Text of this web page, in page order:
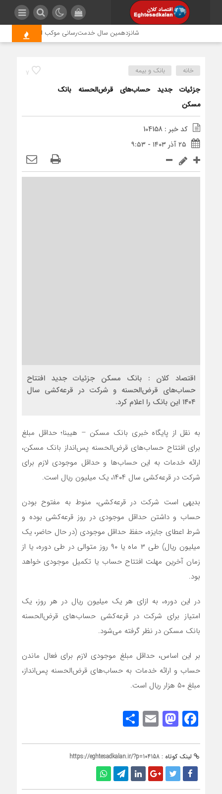
شانزدهمین سال خدمت‌رسانی موکب امام رضا (ع)
7 خانه بانک و بیمه
جزئیات جدید حساب‌های قرض‌الحسنه بانک
مسکن
کد خبر : 104158
۲۵ آذر ۱۴۰۳ - ۹:۵۳
اقتصاد کلان : بانک مسکن جزئیات جدید افتتاح
حساب‌های قرض‌الحسنه و شرکت در قرعه‌کشی سال
۱۴۰۴ این بانک را اعلام کرد.
به نقل از پایگاه خبری بانک مسکن – هیبنا؛ حداقل مبلغ
برای افتتاح حساب‌های قرض‌الحسنه پس‌انداز بانک مسکن،
ارائه خدمات به این حساب‌ها و حداقل موجودی لازم برای
شرکت در قرعه‌کشی سال ۱۴۰۴، یک میلیون ریال است.
بدیهی است شرکت در قرعه‌کشی، منوط به مفتوح بودن
حساب و داشتن حداقل موجودی در روز قرعه‌کشی بوده و
شرط اعطای جایزه، حفظ حداقل موجودی (در حال حاضر، یک
میلیون ریال) طی ۳ ماه یا ۹۰ روز متوالی در طی دوره، یا از
زمان آخرین مهلت افتتاح حساب یا تکمیل موجودی خواهد
بود.
در این دوره، به ازای هر یک ‌میلیون ریال در هر روز، یک
امتیاز برای شرکت در قرعه‌کشی حساب‌های قرض‌الحسنه
بانک مسکن در نظر گرفته ‌می‌شود.
بر این اساس، حداقل مبلغ موجودی لازم برای فعال ماندن
حساب و ارائه خدمات به حساب‌های قرض‌الحسنه پس‌انداز،
مبلغ ۵۰ ‌هزار ریال است.
Facebook
Mastodon
Email
لینک کوتاه : https://eghtesadkalan.ir/?p=104158